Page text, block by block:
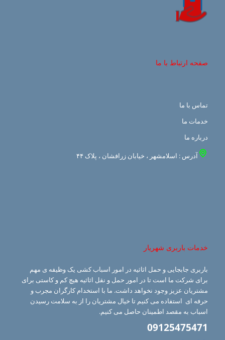
صفحه ارتباط با ما
تماس با ما
خدمات ما
درباره ما
آدرس : اسلامشهر ، خیابان زرافشان ، پلاک ۴۴
خدمات باربری شهریار
باربری جابجایی و حمل اثاثیه در امور اسباب کشی یک وظیفه ی مهم
برای شرکت ما است تا در امور حمل و نقل اثاثیه هیچ کم و کاستی برای
مشتریان عزیز وجود نخواهد داشت. ما با استخدام کارگران مجرب و
حرفه ای استفاده می کنیم تا خیال مشتریان را از به سلامت رسیدن
اسباب به مقصد اطمینان حاصل می کنیم.
09125475471